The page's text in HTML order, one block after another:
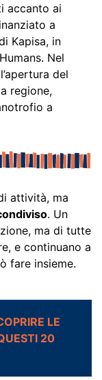
accanto ai
a
Kapisa, in
Nel
del
regione,
a
attività, ma
. Un
ma di tutte
e continuano a
fare insieme.
LE
20